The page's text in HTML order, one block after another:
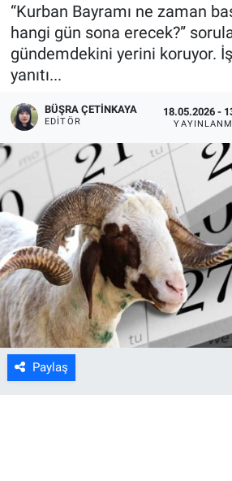
“Kurban Bayramı ne zaman
hangi gün sona erecek?”
gündemdekini yerini koruyor.
yanıtı...
BÜŞRA ÇETINKAYA
EDITÖR
18.05.2026 -
Paylaş